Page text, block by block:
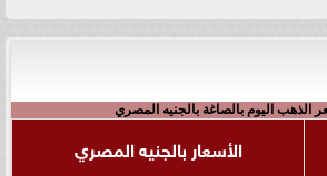
اليوم بالصاغة بالجنيه المصري
الأسعار بالجنيه المصري